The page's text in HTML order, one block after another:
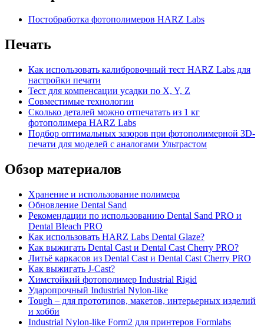
Постобработка фотополимеров HARZ Labs
Печать
Как использовать калибровочный тест HARZ Labs для
настройки печати
Тест для компенсации усадки по X, Y, Z
Совместимые технологии
Сколько деталей можно отпечатать из 1 кг
фотополимера HARZ Labs
Подбор оптимальных зазоров при фотополимерной 3D-
печати для моделей с аналогами Ультрастом
Обзор материалов
Хранение и использование полимера
Обновление Dental Sand
Рекомендации по использованию Dental Sand PRO и
Dental Bleach PRO
Как использовать HARZ Labs Dental Glaze?
Как выжигать Dental Cast и Dental Cast Cherry PRO?
Литьё каркасов из Dental Cast и Dental Cast Cherry PRO
Как выжигать J-Cast?
Химстойкий фотополимер Industrial Rigid
Ударопрочный Industrial Nylon-like
Tough – для прототипов, макетов, интерьерных изделий
и хобби
Industrial Nylon-like Form2 для принтеров Formlabs